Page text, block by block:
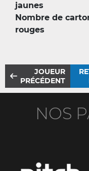
jaunes
Nombre de
rouges
JOUEUR
PRÉCÉDENT
NOS